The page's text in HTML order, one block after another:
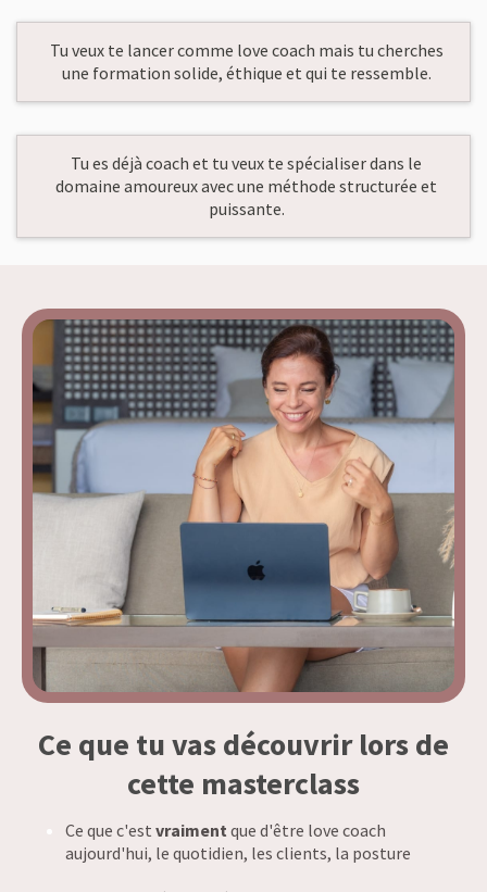
Tu veux te lancer comme love coach mais tu cherches
une formation solide, éthique et qui te ressemble.
Tu es déjà coach et tu veux te spécialiser dans le
domaine amoureux avec une méthode structurée et
puissante.
Ce que tu vas découvrir lors de
cette masterclass
Ce que c'est vraiment que d'être love coach
aujourd'hui, le quotidien, les clients, la posture